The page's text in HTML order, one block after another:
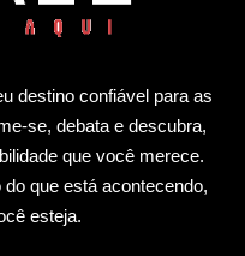
destino confiável para as
se, debata e descubra,
que você merece.
que está acontecendo,
esteja.